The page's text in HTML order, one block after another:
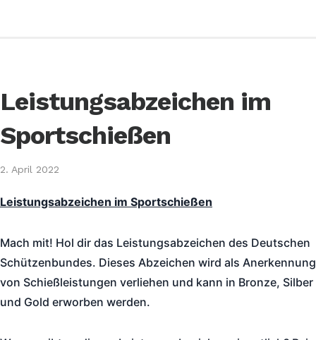
Leistungsabzeichen im
Sportschießen
2. April 2022
Leistungsabzeichen im Sportschießen
Mach mit! Hol dir das Leistungsabzeichen des Deutschen
Schützenbundes. Dieses Abzeichen wird als Anerkennung
von Schießleistungen verliehen und kann in Bronze, Silber
und Gold erworben werden.